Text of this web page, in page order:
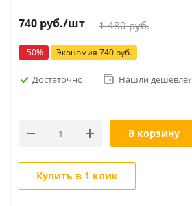
740 руб./шт 1 480руб.
-50% Экономия 740 руб.
Достаточно Нашли дешевле?
В корзину
Купить в 1 клик